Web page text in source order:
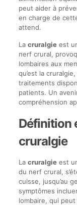
peut aider à
en charge de
attend.
La cruralgieest
nerf crural,
lombaires aux
qu’est la
traitements
patients. Un
compréhension
Définition
cruralgie
La cruralgieest
du nerf crural,
cuisse, jusqu’au
symptômes
lombaire, qui